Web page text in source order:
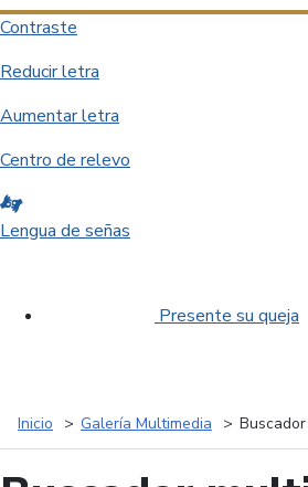
Contraste
Reducir letra
Aumentar letra
Centro de relevo
Lengua de señas
Presente su queja
Inicio Galería Multimedia